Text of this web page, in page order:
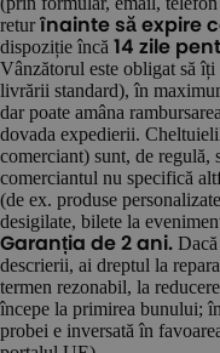
returînainte să expire
dispoziție încă 14 zile
Vânzătorul este obligat să
livrării standard), în
dar poate amâna
dovada expedierii.
comerciant) sunt, de regulă,
comerciantul nu specifică
(de ex. produse
desigilate, bilete la
Garanția de 2 ani.
descrierii, ai dreptul la
termen rezonabil, la
începe la primirea bunului;
probei e inversată în